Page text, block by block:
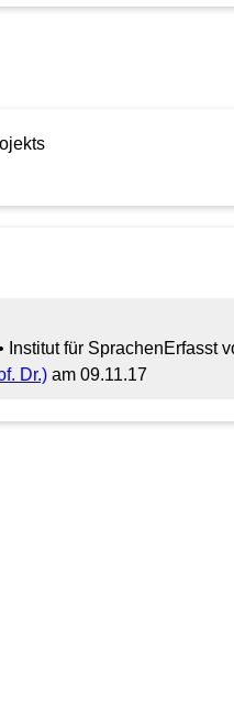
Institut für SprachenErfasst
Dr.) am 09.11.17